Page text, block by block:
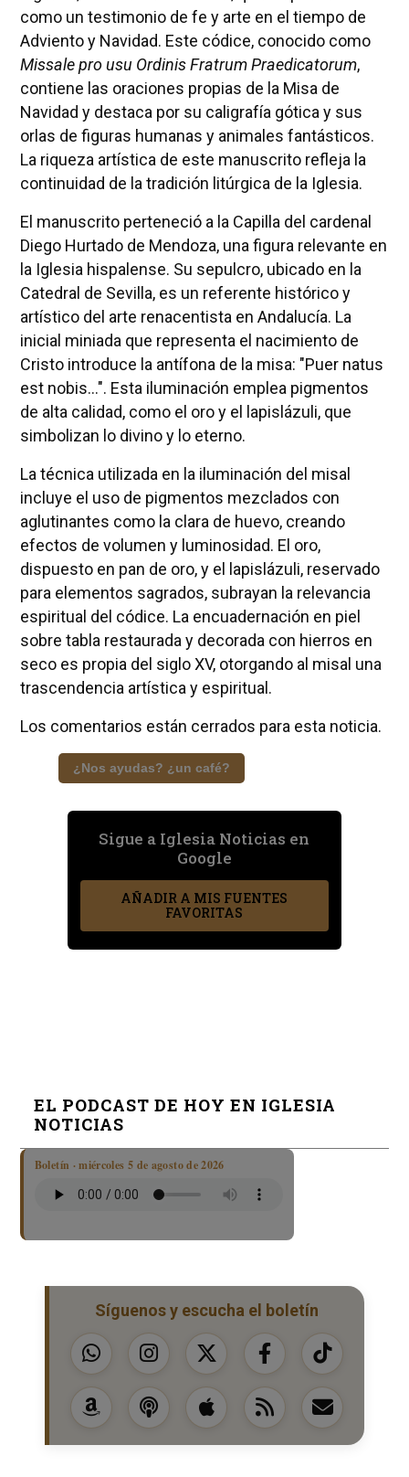
como un testimonio de fe y arte en el tiempo de
Adviento y Navidad. Este códice, conocido como
Missale pro usu Ordinis Fratrum Praedicatorum,
contiene las oraciones propias de la Misa de
Navidad y destaca por su caligrafía gótica y sus
orlas de figuras humanas y animales fantásticos.
La riqueza artística de este manuscrito refleja la
continuidad de la tradición litúrgica de la Iglesia.
El manuscrito perteneció a la Capilla del cardenal
Diego Hurtado de Mendoza, una figura relevante en
la Iglesia hispalense. Su sepulcro, ubicado en la
Catedral de Sevilla, es un referente histórico y
artístico del arte renacentista en Andalucía. La
inicial miniada que representa el nacimiento de
Cristo introduce la antífona de la misa: "Puer natus
est nobis...". Esta iluminación emplea pigmentos
de alta calidad, como el oro y el lapislázuli, que
simbolizan lo divino y lo eterno.
La técnica utilizada en la iluminación del misal
incluye el uso de pigmentos mezclados con
aglutinantes como la clara de huevo, creando
efectos de volumen y luminosidad. El oro,
dispuesto en pan de oro, y el lapislázuli, reservado
para elementos sagrados, subrayan la relevancia
espiritual del códice. La encuadernación en piel
sobre tabla restaurada y decorada con hierros en
seco es propia del siglo XV, otorgando al misal una
trascendencia artística y espiritual.
Los comentarios están cerrados para esta noticia.
¿Nos ayudas? ¿un café?
Sigue a Iglesia Noticias en
Google
AÑADIR A MIS FUENTES
FAVORITAS
EL PODCAST DE HOY EN IGLESIA
NOTICIAS
Boletín · miércoles 5 de agosto de 2026
Síguenos y escucha el boletín